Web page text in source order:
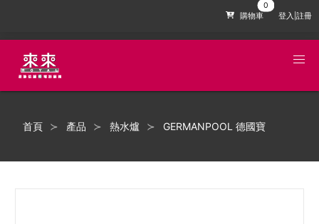
購物車 登入|註冊
首頁 產品 熱水爐 GERMANPOOL 德國寶